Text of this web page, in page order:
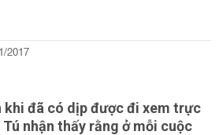
2017
khi đã có dịp được đi xem trực
nhận thấy rằng ở mỗi cuộc